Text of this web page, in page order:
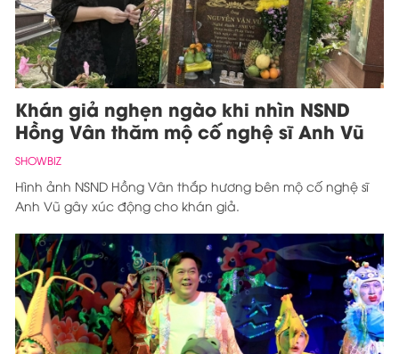
Khán giả nghẹn ngào khi nhìn NSND
Hồng Vân thăm mộ cố nghệ sĩ Anh Vũ
SHOWBIZ
Hình ảnh NSND Hồng Vân thắp hương bên mộ cố nghệ sĩ
Anh Vũ gây xúc động cho khán giả.